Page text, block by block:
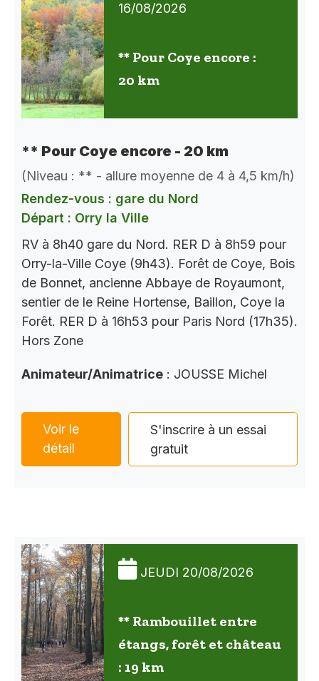
16/08/2026
** Pour Coye encore :
20 km
** Pour Coye encore - 20 km
(Niveau : ** - allure moyenne de 4 à 4,5 km/h)
Rendez-vous : gare du Nord
Départ : Orry la Ville
RV à 8h40 gare du Nord. RER D à 8h59 pour
Orry-la-Ville Coye (9h43). Forêt de Coye, Bois
de Bonnet, ancienne Abbaye de Royaumont,
sentier de le Reine Hortense, Baillon, Coye la
Forêt. RER D à 16h53 pour Paris Nord (17h35).
Hors Zone
Animateur/Animatrice : JOUSSE Michel
Voir le
détail
S'inscrire à un essai
gratuit
JEUDI 20/08/2026
** Rambouillet entre
étangs, forêt et château
: 19 km